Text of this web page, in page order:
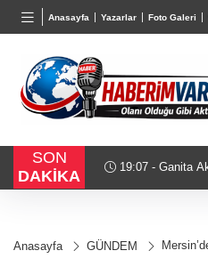
Anasayfa Yazarlar Foto Galeri
27,9743 %-0,22
SON
DAKİKA
19:07 - Ganita Akşamları’nda büyük
Anasayfa GÜNDEM